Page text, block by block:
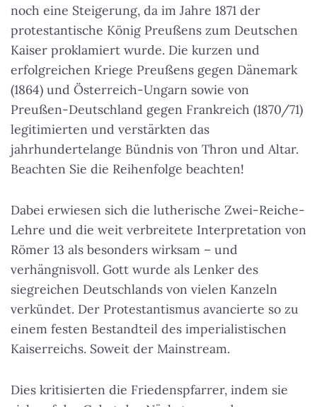
noch eine Steigerung, da im Jahre 1871 der
protestantische König Preußens zum Deutschen
Kaiser proklamiert wurde. Die kurzen und
erfolgreichen Kriege Preußens gegen Dänemark
(1864) und Österreich-Ungarn sowie von
Preußen-Deutschland gegen Frankreich (1870/71)
legitimierten und verstärkten das
jahrhundertelange Bündnis von Thron und Altar.
Beachten Sie die Reihenfolge beachten!
Dabei erwiesen sich die lutherische Zwei-Reiche-
Lehre und die weit verbreitete Interpretation von
Römer 13 als besonders wirksam – und
verhängnisvoll. Gott wurde als Lenker des
siegreichen Deutschlands von vielen Kanzeln
verkündet. Der Protestantismus avancierte so zu
einem festen Bestandteil des imperialistischen
Kaiserreichs. Soweit der Mainstream.
Dies kritisierten die Friedenspfarrer, indem sie